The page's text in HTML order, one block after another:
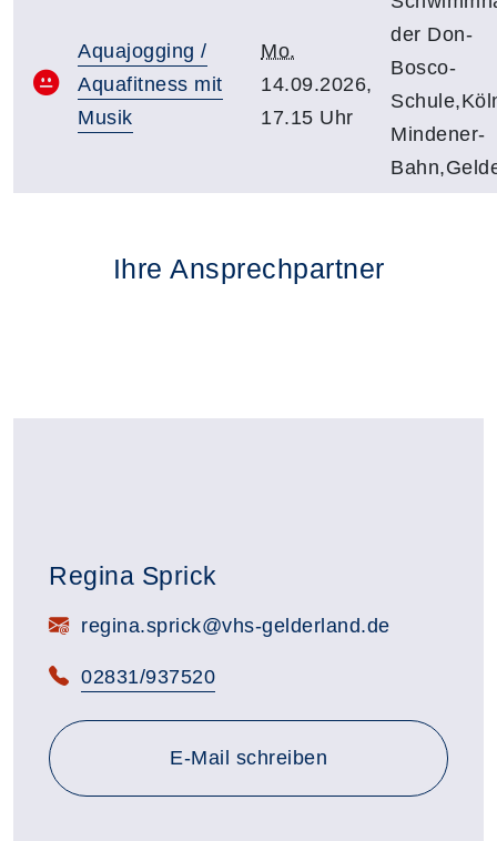
Aquajogging /
Aquafitness mit
Musik
Mo.
14.09.2026,
17.15 Uhr
der Don-
Bosco-
Mindener-
Ihre Ansprechpartner
Regina Sprick
E-Mail:regina.sprick@vhs-gelderland.de
Telefon:
02831/937520
E-Mail schreiben